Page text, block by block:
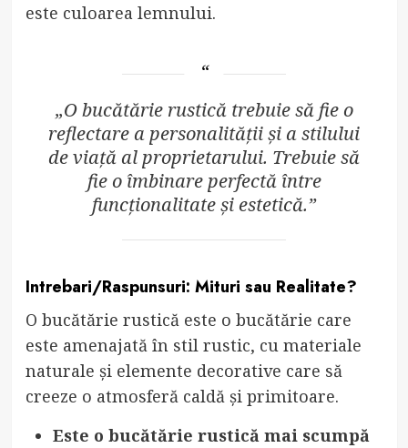
este culoarea lemnului.
„O bucătărie rustică trebuie să fie o
reflectare a personalității și a stilului
de viață al proprietarului. Trebuie să
fie o îmbinare perfectă între
funcționalitate și estetică.”
Intrebari/Raspunsuri: Mituri sau Realitate?
O bucătărie rustică este o bucătărie care
este amenajată în stil rustic, cu materiale
naturale și elemente decorative care să
creeze o atmosferă caldă și primitoare.
Este o bucătărie rustică mai scumpă